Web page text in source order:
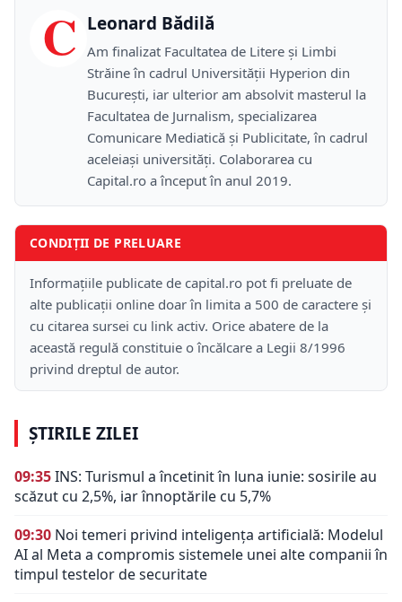
C Leonard Bădilă
Am finalizat Facultatea de Litere și Limbi
Străine în cadrul Universității Hyperion din
București, iar ulterior am absolvit masterul la
Facultatea de Jurnalism, specializarea
Comunicare Mediatică și Publicitate, în cadrul
aceleiași universități. Colaborarea cu
Capital.ro a început în anul 2019.
CONDIȚII DE PRELUARE
Informațiile publicate de capital.ro pot fi preluate de
alte publicații online doar în limita a 500 de caractere și
cu citarea sursei cu link activ. Orice abatere de la
această regulă constituie o încălcare a Legii 8/1996
privind dreptul de autor.
ȘTIRILE ZILEI
09:35INS: Turismul a încetinit în luna iunie: sosirile au
scăzut cu 2,5%, iar înnoptările cu 5,7%
09:30 Noi temeri privind inteligența artificială: Modelul
AI al Meta a compromis sistemele unei alte companii în
timpul testelor de securitate